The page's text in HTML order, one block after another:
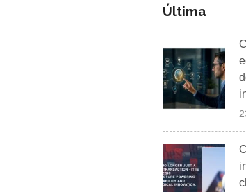
Última